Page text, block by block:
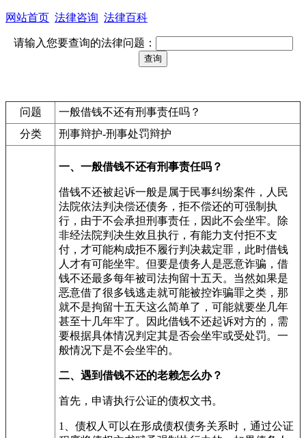
网站首页 法律咨询 法律百科
请输入您要查询的法律问题：
问题
一般借钱不还有刑事责任吗？
分类
刑事辩护-刑事处罚辩护
一、一般借钱不还有刑事责任吗？
借钱不还被起诉一般是属于民事纠纷案件，人民
法院依法判决偿还债务，拒不偿还的可强制执
行，由于不会承担刑事责任，因此不会坐牢。除
非经法院判决生效且执行，有能力支付拒不支
付，才可能构成拒不履行判决裁定罪，此时借钱
人才有可能坐牢。但要是债务人是恶意诈骗，借
钱不还最多每年被司法拘留十五天。当然如果是
恶意借了很多钱逃走就可能被控诈骗罪之类，那
就不是拘留十五天这么简单了，可能就要坐几年
甚至十几年牢了。因此借钱不还起诉对方的，需
要根据具体情况判定其是否会坐牢或受处罚。一
般情况下是不会坐牢的。
二、遇到借钱不还的老赖怎么办？
首先，申请执行公证的债权文书。
1、债权人可以在形成债权债务关系时，通过公证